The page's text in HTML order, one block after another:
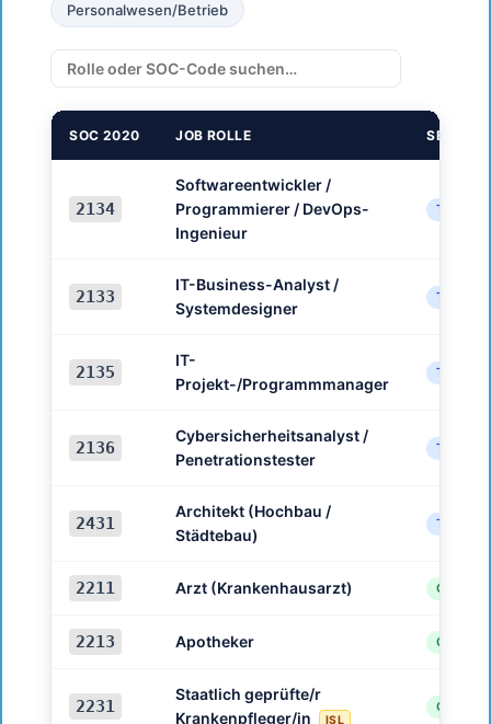
Personalwesen/Betrieb
SOC 2020 JOB ROLLE SEKTOR
2134
Softwareentwickler /
Programmierer / DevOps-
Ingenieur
Technik
2133
IT-Business-Analyst /
Systemdesigner
Technik
2135
IT-
Projekt-/Programmmanager
Technik
2136
Cybersicherheitsanalyst /
Penetrationstester
Technik
2431
Architekt (Hochbau /
Städtebau)
Technik
2211 Arzt (Krankenhausarzt)
2213 Apotheker
2231
Staatlich geprüfte/r
Krankenpfleger/in
ISL